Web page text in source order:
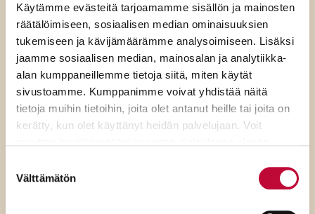
Käytämme evästeitä tarjoamamme sisällön ja mainosten
räätälöimiseen, sosiaalisen median ominaisuuksien
tukemiseen ja kävijämäärämme analysoimiseen. Lisäksi
jaamme sosiaalisen median, mainosalan ja analytiikka-
alan kumppaneillemme tietoja siitä, miten käytät
sivustoamme. Kumppanimme voivat yhdistää näitä
tietoja muihin tietoihin, joita olet antanut heille tai joita on
kerätty, kun olet käyttänyt heidän palvelujaan. Voit
valinta
Välttämätön
avoimuus ja selkeät ohjeet